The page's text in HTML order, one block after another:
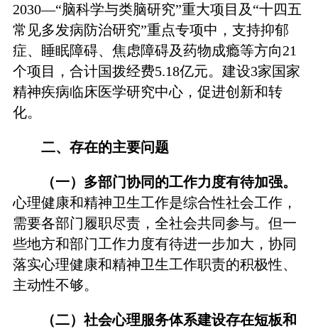
2030—“脑科学与类脑研究”重大项目及“十四五
常见多发病防治研究”重点专项中，支持抑郁
症、睡眠障碍、焦虑障碍及药物成瘾等方向21
个项目，合计国拨经费5.18亿元。建设3家国家
精神疾病临床医学研究中心，促进创新和转
化。
二、存在的主要问题
（一）多部门协同的工作力度有待加强。
心理健康和精神卫生工作是综合性社会工作，
需要各部门履职尽责，全社会共同参与。但一
些地方和部门工作力度有待进一步加大，协同
落实心理健康和精神卫生工作职责的积极性、
主动性不够。
（二）社会心理服务体系建设存在短板和